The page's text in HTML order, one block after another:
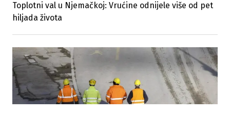
Toplotni val u Njemačkoj: Vrućine odnijele više od pet
hiljada života